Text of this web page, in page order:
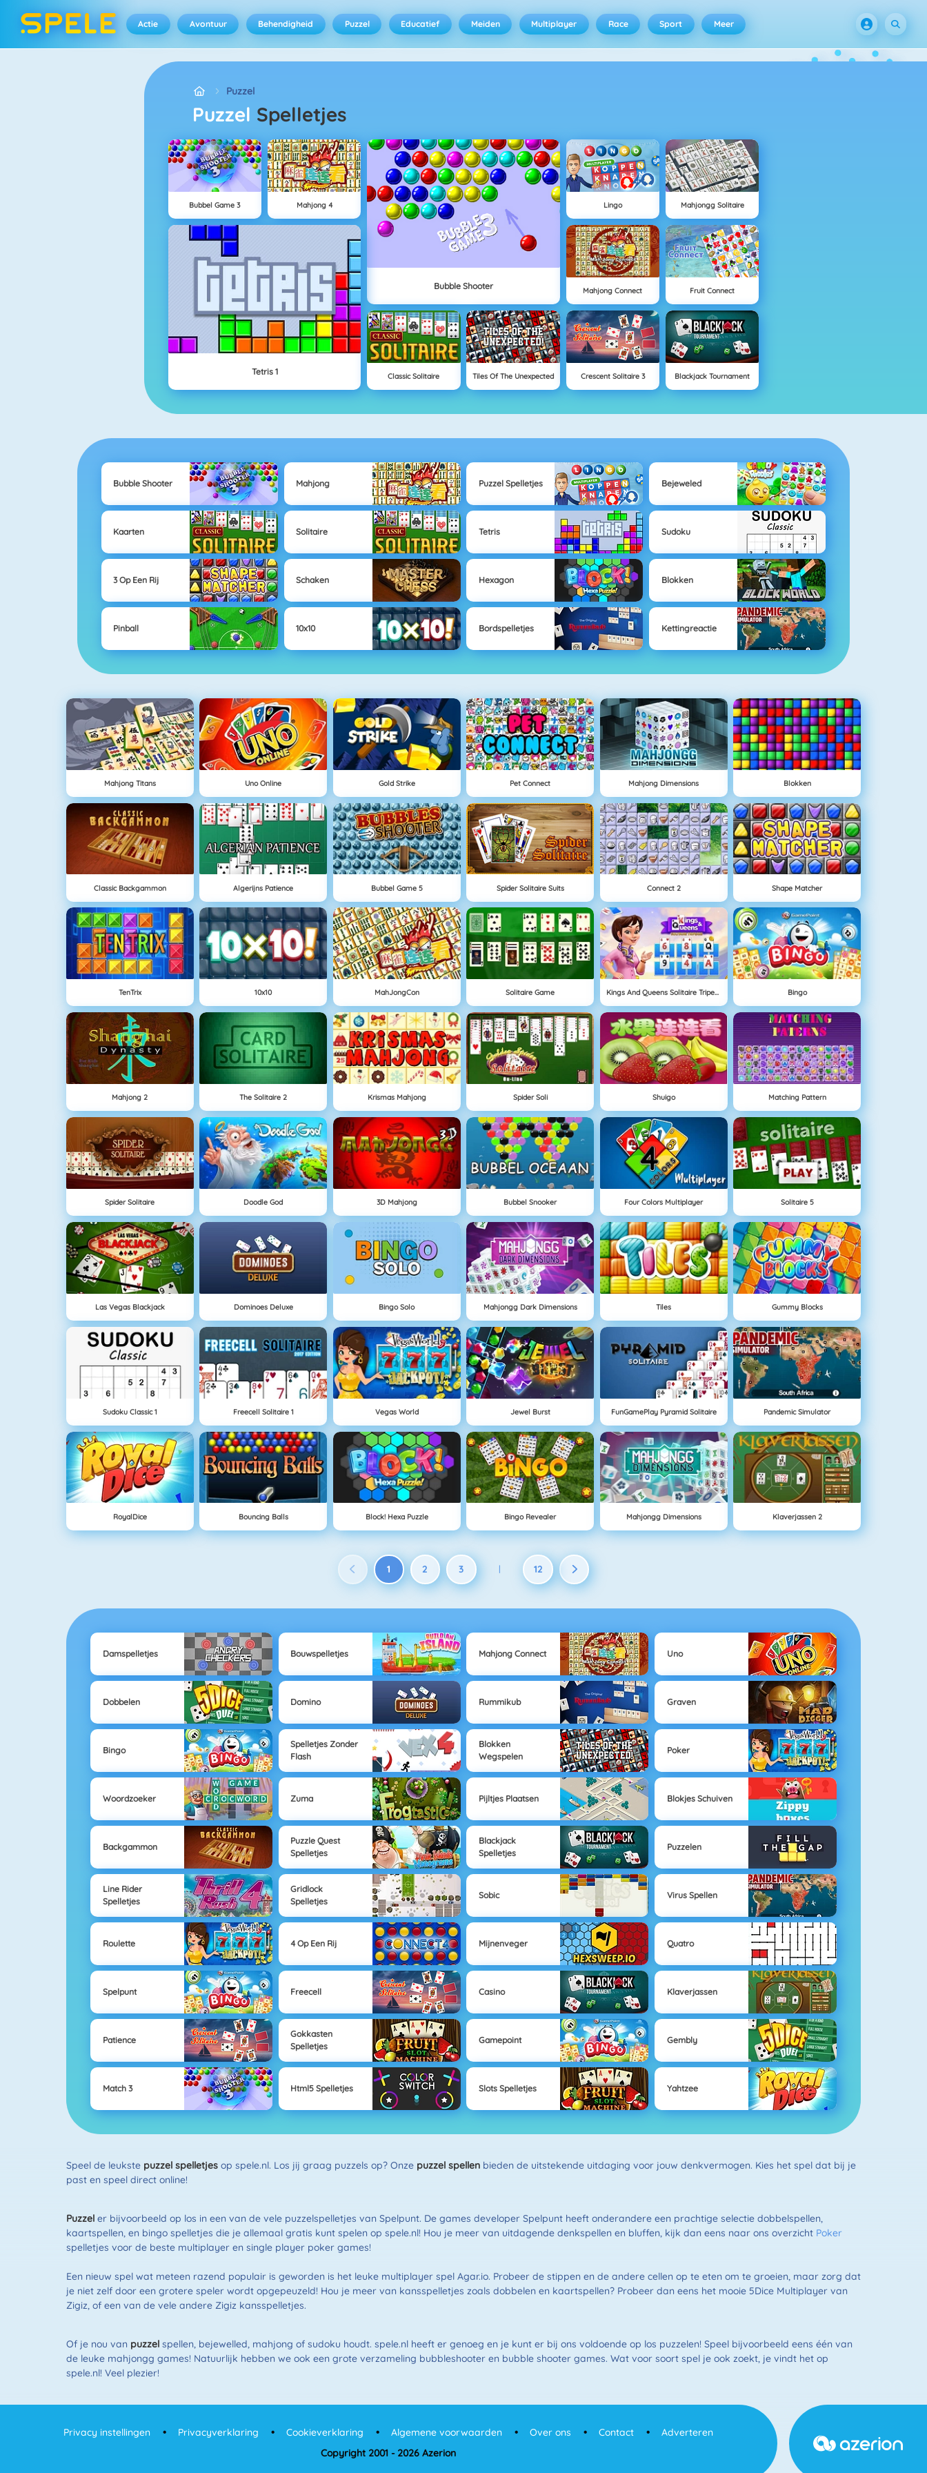
Actie Avontuur Behendigheid Puzzel Educatief Meiden Multiplayer Race Sport Meer
Puzzel
Puzzel Spelletjes
Bubbel Game 3 Mahjong 4
Bubble Shooter
Lingo Mahjongg Solitaire
Tetris 1
Mahjong Connect Fruit Connect
Classic Solitaire Tiles Of The Unexpected Crescent Solitaire 3 Blackjack Tournament
Bubble Shooter Mahjong Puzzel Spelletjes Bejeweled
Kaarten Solitaire Tetris Sudoku
3 Op Een Rij Schaken Hexagon Blokken
Pinball 10x10 Bordspelletjes Kettingreactie
Mahjong Titans Uno Online Gold Strike Pet Connect Mahjong Dimensions Blokken
Classic Backgammon Algerijns Patience Bubbel Game 5 Spider Solitaire Suits Connect 2 Shape Matcher
TenTrix 10x10 MahJongCon Solitaire Game Kings And Queens Solitaire Tripeaks Bingo
Mahjong 2 The Solitaire 2 Krismas Mahjong Spider Soli Shuigo Matching Pattern
Spider Solitaire Doodle God 3D Mahjong Bubbel Snooker Four Colors Multiplayer Solitaire 5
Las Vegas Blackjack Dominoes Deluxe Bingo Solo Mahjongg Dark Dimensions Tiles Gummy Blocks
Sudoku Classic 1 Freecell Solitaire 1 Vegas World Jewel Burst FunGamePlay Pyramid Solitaire Pandemic Simulator
RoyalDice Bouncing Balls Block! Hexa Puzzle Bingo Revealer Mahjongg Dimensions Klaverjassen 2
1 2 3 | 12
Damspelletjes Bouwspelletjes Mahjong Connect Uno
Dobbelen Domino Rummikub Graven
Bingo
Spelletjes Zonder
Flash
Blokken
Wegspelen
Poker
Woordzoeker Zuma Pijltjes Plaatsen Blokjes Schuiven
Backgammon
Puzzle Quest
Spelletjes
Blackjack
Spelletjes
Puzzelen
Line Rider
Spelletjes
Gridlock
Spelletjes
Sobic Virus Spellen
Roulette 4 Op Een Rij Mijnenveger Quatro
Spelpunt Freecell Casino Klaverjassen
Patience
Gokkasten
Spelletjes
Gamepoint Gembly
Match 3 Html5 Spelletjes Slots Spelletjes Yahtzee
Speel de leukste puzzel spelletjes op spele.nl. Los jij graag puzzels op? Onze puzzel spellen bieden de uitstekende uitdaging voor jouw denkvermogen. Kies het spel dat bij je
past en speel direct online!
Puzzel er bijvoorbeeld op los in een van de vele puzzelspelletjes van Spelpunt. De games developer Spelpunt heeft onderandere een prachtige selectie dobbelspellen,
kaartspellen, en bingo spelletjes die je allemaal gratis kunt spelen op spele.nl! Hou je meer van uitdagende denkspellen en bluffen, kijk dan eens naar ons overzicht Poker
spelletjes voor de beste multiplayer en single player poker games!
Een nieuw spel wat meteen razend populair is geworden is het leuke multiplayer spel Agar.io. Probeer de stippen en de andere cellen op te eten om te groeien, maar zorg dat
je niet zelf door een grotere speler wordt opgepeuzeld! Hou je meer van kansspelletjes zoals dobbelen en kaartspellen? Probeer dan eens het mooie 5Dice Multiplayer van
Zigiz, of een van de vele andere Zigiz kansspelletjes.
Of je nou van puzzel spellen, bejewelled, mahjong of sudoku houdt. spele.nl heeft er genoeg en je kunt er bij ons voldoende op los puzzelen! Speel bijvoorbeeld eens één van
de leuke mahjongg games! Natuurlijk hebben we ook een grote verzameling bubbleshooter en bubble shooter games. Wat voor soort spel je ook zoekt, je vindt het op
spele.nl! Veel plezier!
Privacy instellingen Privacyverklaring Cookieverklaring Algemene voorwaarden Over ons Contact
Adverteren
Copyright 2001 - 2026 Azerion